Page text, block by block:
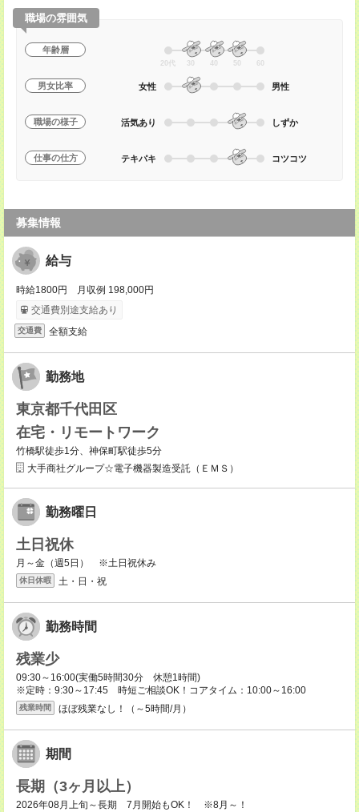
職場の雰囲気
年齢層
20代 30 40 50 60
男女比率 女性 男性
職場の様子 活気あり しずか
仕事の仕方 テキパキ コツコツ
募集情報
給与
時給1800円 月収例 198,000円
交通費別途支給あり
交通費 全額支給
勤務地
東京都千代田区
在宅・リモートワーク
竹橋駅徒歩1分、神保町駅徒歩5分
大手商社グループ☆電子機器製造受託（ＥＭＳ）
勤務曜日
土日祝休
月～金（週5日） ※土日祝休み
休日休暇 土・日・祝
勤務時間
残業少
09:30～16:00(実働5時間30分 休憩1時間)
※定時：9:30～17:45 時短ご相談OK！コアタイム：10:00～16:00
残業時間 ほぼ残業なし！（～5時間/月）
期間
長期（3ヶ月以上）
2026年08月上旬～長期 7月開始もOK！ ※8月～！